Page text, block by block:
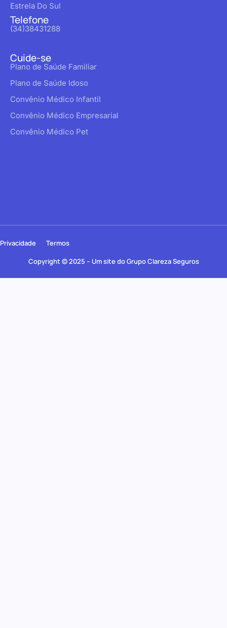
Estrela Do Sul
Telefone
(34)38431288
Cuide-se
Plano de Saúde Familiar
Plano de Saúde Idoso
Convênio Médico Infantil
Convênio Médico Empresarial
Convênio Médico Pet
Copyright © 2025 – Um site do Grupo Clareza Seguros
Privacidade Termos